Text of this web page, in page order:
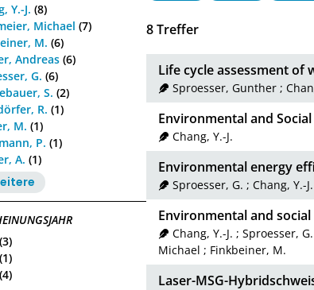
Y.-J. (8)
Michael (7)
M. (6)
Andreas (6)
G. (6)
S. (2)
R. (1)
M. (1)
P. (1)
A. (1)
(3)
(1)
(4)
8Treffer
Life cycle assessment of
Sproesser, Gunther ;
Environmental and
Chang, Y.-J.
Environmental energy
Sproesser, G. ;Chang, Y.-J.
Environmental and
Chang, Y.-J. ;Sproesser, G.
Michael ; Finkbeiner, M.
Laser-MSG-